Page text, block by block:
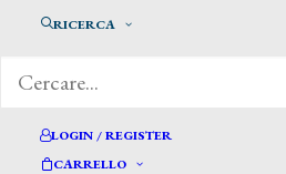
RICERCA
LOGIN / REGISTER
CARRELLO
Si formò sotto la guida di G.
produzione successiva